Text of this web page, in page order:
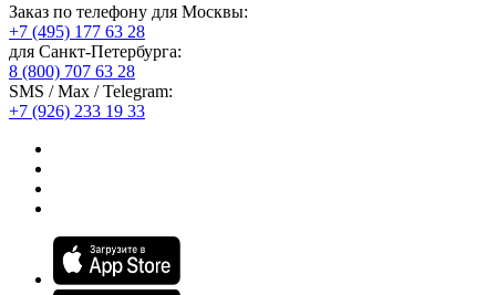
Заказ по телефону для Москвы:
+7 (495) 177 63 28
для Санкт-Петербурга:
8 (800) 707 63 28
SMS / Max / Telegram:
+7 (926) 233 19 33